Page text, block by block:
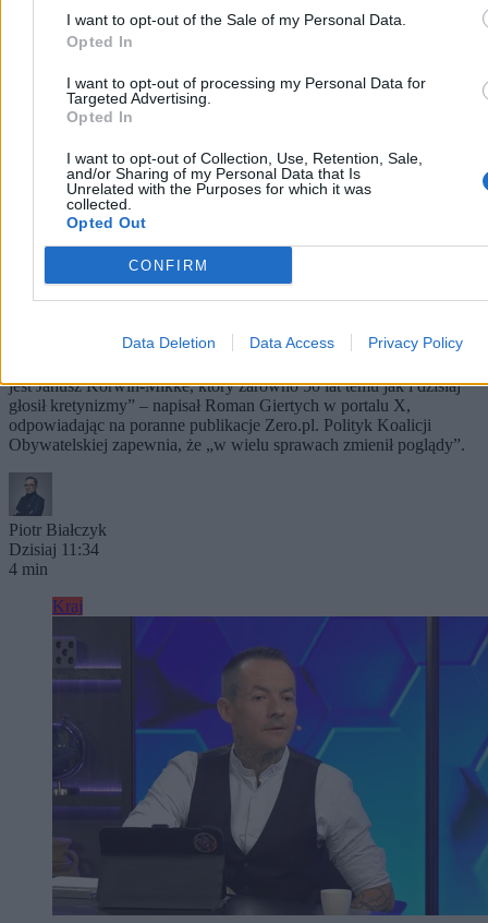
I want to opt-out of the Sale of my Personal Data.
Opted In
I want to opt-out of processing my Personal Data for
Targeted Advertising.
Opted In
I want to opt-out of Collection, Use, Retention, Sale,
and/or Sharing of my Personal Data that Is
Unrelated with the Purposes for which it was
collected.
Opted Out
CONFIRM
Data Deletion Data Access Privacy Policy
Giertych reaguje na teksty Zero.pl. Pisze o
„zabawnych atakach”
„Zabawne w atakach na mnie za to, że w wielu sprawach zmieniłem
jest Janusz Korwin-Mikke, który zarówno 50 lat temu jak i dzisiaj
głosił kretynizmy” – napisał Roman Giertych w portalu X,
odpowiadając na poranne publikacje Zero.pl. Polityk Koalicji
Obywatelskiej zapewnia, że „w wielu sprawach zmienił poglądy”.
Piotr Białczyk
Dzisiaj 11:34
4 min
Kraj